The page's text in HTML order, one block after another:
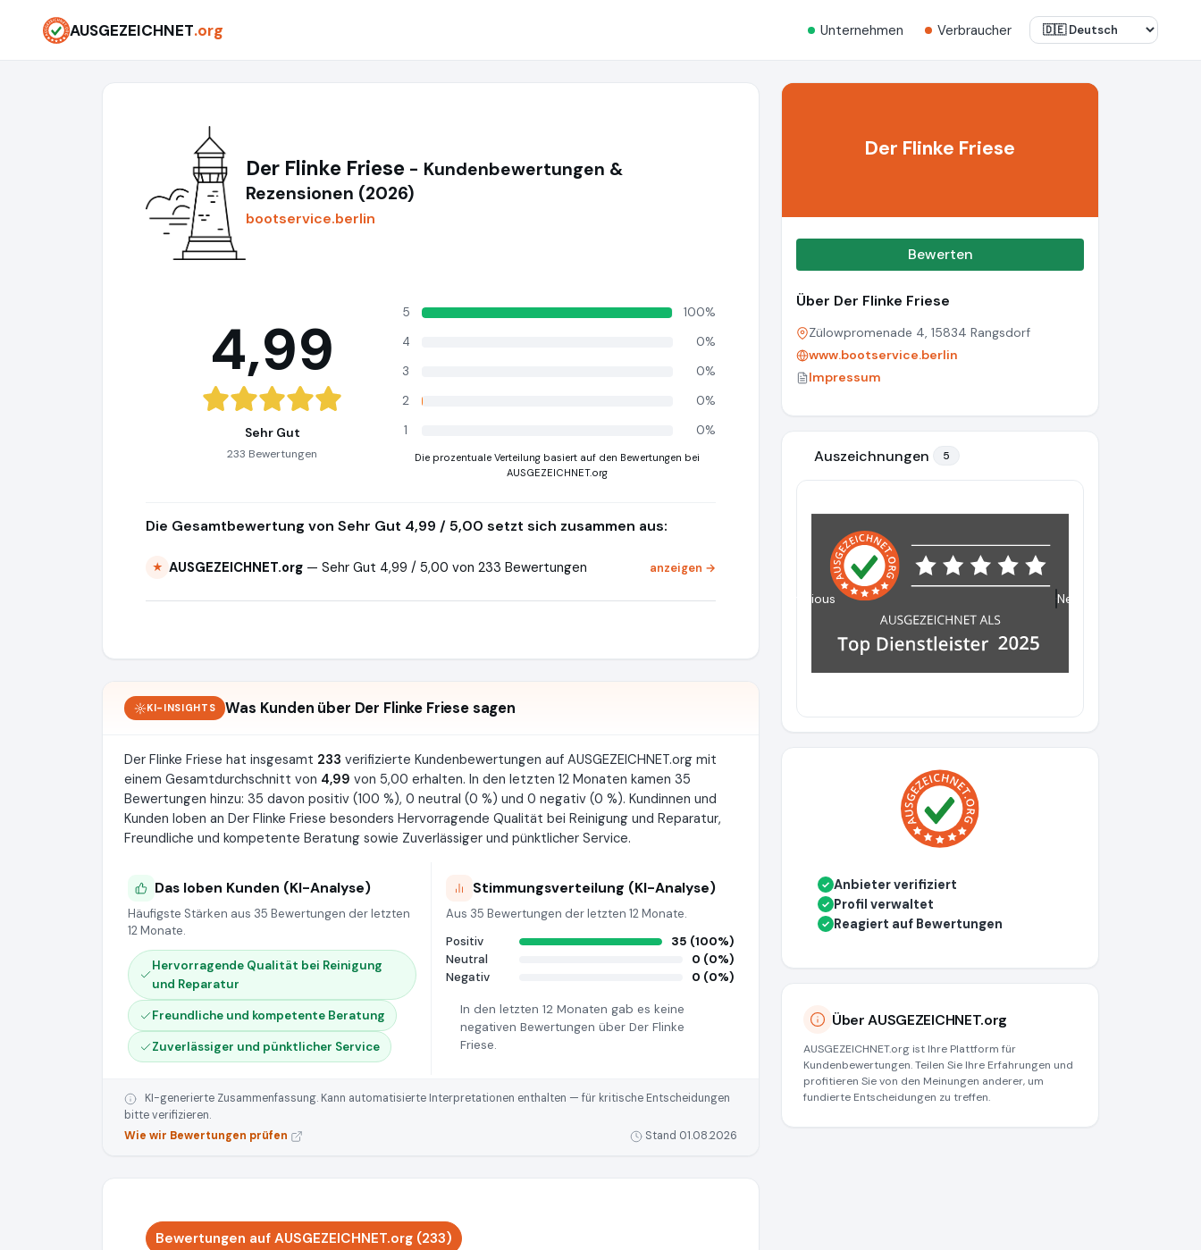
AUSGEZEICHNET.org Unternehmen Verbraucher
Der Flinke Friese - Kundenbewertungen &
Rezensionen (2026)
bootservice.berlin
4,99
Sehr Gut
233 Bewertungen
5
100%
4
0%
3
0%
2
0%
1
0%
Die prozentuale Verteilung basiert auf den Bewertungen bei
AUSGEZEICHNET.org
Die Gesamtbewertung von Sehr Gut 4,99 / 5,00 setzt sich zusammen aus:
★ AUSGEZEICHNET.org — Sehr Gut 4,99 / 5,00 von 233 Bewertungen anzeigen →
KI-INSIGHTS Was Kunden über Der Flinke Friese sagen
Der Flinke Friese hat insgesamt 233 verifizierte Kundenbewertungen auf AUSGEZEICHNET.org mit
einem Gesamtdurchschnitt von 4,99 von 5,00 erhalten. In den letzten 12 Monaten kamen 35
Bewertungen hinzu: 35 davon positiv (100 %), 0 neutral (0 %) und 0 negativ (0 %). Kundinnen und
Kunden loben an Der Flinke Friese besonders Hervorragende Qualität bei Reinigung und Reparatur,
Freundliche und kompetente Beratung sowie Zuverlässiger und pünktlicher Service.
Das loben Kunden (KI-Analyse)
Häufigste Stärken aus 35 Bewertungen der letzten
12 Monate.
Hervorragende Qualität bei Reinigung
und Reparatur
Freundliche und kompetente Beratung
Zuverlässiger und pünktlicher Service
Stimmungsverteilung (KI-Analyse)
Aus 35 Bewertungen der letzten 12 Monate.
Positiv
35 (100%)
Neutral
0 (0%)
Negativ
0 (0%)
In den letzten 12 Monaten gab es keine
negativen Bewertungen über Der Flinke
Friese.
KI-generierte Zusammenfassung. Kann automatisierte Interpretationen enthalten — für kritische Entscheidungen
bitte verifizieren.
Wie wir Bewertungen prüfen
Stand 01.08.2026
Bewertungen auf AUSGEZEICHNET.org (233)
Der Flinke Friese
Bewerten
Über Der Flinke Friese
Zülowpromenade 4, 15834 Rangsdorf
www.bootservice.berlin
Impressum
Auszeichnungen 5
Previous Next
✓ Anbieter verifiziert
✓ Profil verwaltet
✓ Reagiert auf Bewertungen
Über AUSGEZEICHNET.org
AUSGEZEICHNET.org ist Ihre Plattform für
Kundenbewertungen. Teilen Sie Ihre Erfahrungen und
profitieren Sie von den Meinungen anderer, um
fundierte Entscheidungen zu treffen.